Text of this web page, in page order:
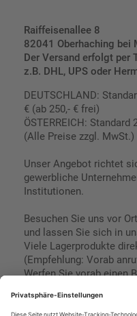
Raiffeisenallee 8
82041 Oberhaching bei
Der Versand erfolgt per
z.B. DHL, UPS oder
DEUTSCHLAND:
€ (ab 250,- € frei)
ÖSTERREICH: Standard
(Alle Preise zzgl. MwSt.)
Unser Angebot richtet
gewerbliche
Institutionen.
Besuchen Sie uns vor
und lassen Sie sich in
Viele Lagerprodukte
(Empfehlung: Vorab
Werfen Sie vorab einen